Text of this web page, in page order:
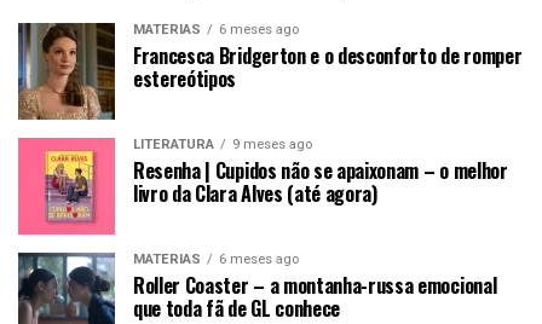
MATÉRIAS 6 meses ago
Francesca Bridgerton e o desconforto de romper
estereótipos
LITERATURA 9 meses ago
Resenha | Cupidos não se apaixonam – o melhor
livro da Clara Alves (até agora)
MATÉRIAS 6 meses ago
Roller Coaster – a montanha-russa emocional
que toda fã de GL conhece